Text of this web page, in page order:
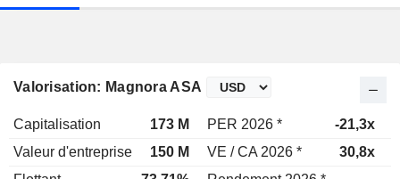
Valorisation: Magnora ASA
Capitalisation 173 M PER 2026 * -21,3x
Valeur d'entreprise
150 M VE / CA 2026 * 30,8x